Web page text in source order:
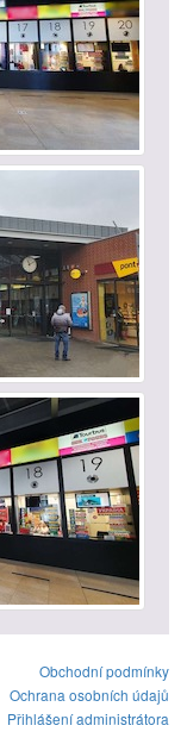
Obchodní podmínky
Ochrana osobních údajů
Přihlášení administrátora